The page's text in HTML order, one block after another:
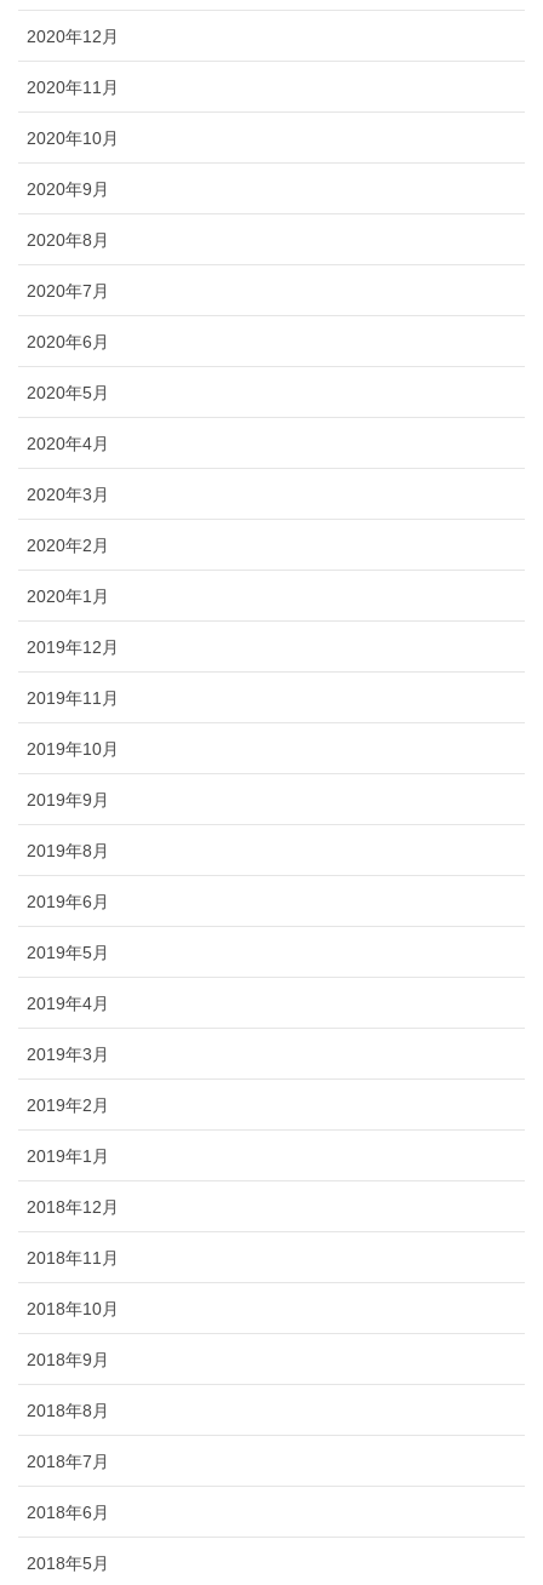
2020年12月
2020年11月
2020年10月
2020年9月
2020年8月
2020年7月
2020年6月
2020年5月
2020年4月
2020年3月
2020年2月
2020年1月
2019年12月
2019年11月
2019年10月
2019年9月
2019年8月
2019年6月
2019年5月
2019年4月
2019年3月
2019年2月
2019年1月
2018年12月
2018年11月
2018年10月
2018年9月
2018年8月
2018年7月
2018年6月
2018年5月